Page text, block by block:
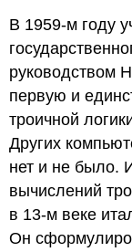
В 1959-м году
руководством
первую и
троичной
Других
нет и не было.
вычислений
в 13-м веке
Он